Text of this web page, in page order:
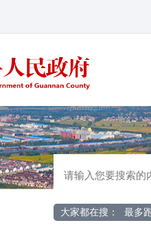
大家都在搜： 最多